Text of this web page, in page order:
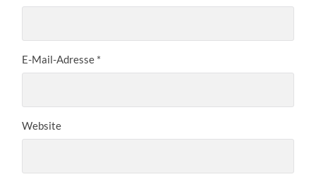
E-Mail-Adresse *
Website